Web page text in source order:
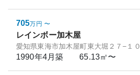
705万円 〜
レインボー加木屋
愛知県東海市加木屋町東大堀２７−１０
1990年4月築 65.13㎡〜